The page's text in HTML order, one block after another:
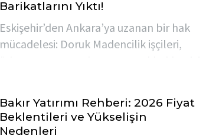
Barikatlarını Yıktı!
Eskişehir’den Ankara’ya uzanan bir hak
mücadelesi: Doruk Madencilik işçileri,
karşılaştı.
Bakır Yatırımı Rehberi: 2026 Fiyat
Beklentileri ve Yükselişin
Nedenleri